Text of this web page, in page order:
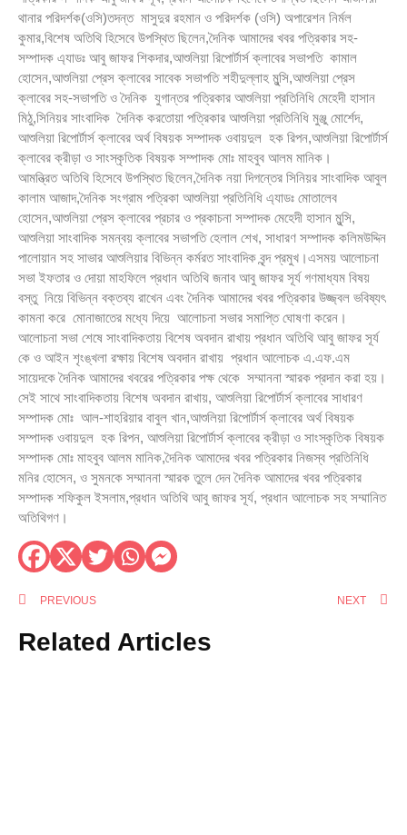
থানার পরিদর্শক(ওসি)তদন্ত মাসুদুর রহমান ও পরিদর্শক (ওসি) অপারেশন নির্মল
কুমার,বিশেষ অতিথি হিসেবে উপস্থিত ছিলেন,দৈনিক আমাদের খবর পত্রিকার সহ-
সম্পাদক এ্যাডঃ আবু জাফর শিকদার,আশুলিয়া রিপোর্টার্স ক্লাবের সভাপতি কামাল
হোসেন,আশুলিয়া প্রেস ক্লাবের সাবেক সভাপতি শহীদুল্লাহ মুন্সি,আশুলিয়া প্রেস
ক্লাবের সহ-সভাপতি ও দৈনিক যুগান্তর পত্রিকার আশুলিয়া প্রতিনিধি মেহেদী হাসান
মিঠু,সিনিয়র সাংবাদিক দৈনিক করতোয়া পত্রিকার আশুলিয়া প্রতিনিধি মুঞ্জু মোর্শেদ,
আশুলিয়া রিপোর্টার্স ক্লাবের অর্থ বিষয়ক সম্পাদক ওবায়দুল হক রিপন,আশুলিয়া রিপোর্টার্স
ক্লাবের ক্রীড়া ও সাংস্কৃতিক বিষয়ক সম্পাদক মোঃ মাহবুব আলম মানিক।
আমন্ত্রিত অতিথি হিসেবে উপস্থিত ছিলেন,দৈনিক নয়া দিগন্তের সিনিয়র সাংবাদিক আবুল
কালাম আজাদ,দৈনিক সংগ্রাম পত্রিকা আশুলিয়া প্রতিনিধি এ্যাডঃ মোতালেব
হোসেন,আশুলিয়া প্রেস ক্লাবের প্রচার ও প্রকাচনা সম্পাদক মেহেদী হাসান মুন্সি,
আশুলিয়া সাংবাদিক সমন্বয় ক্লাবের সভাপতি হেলাল শেখ, সাধারণ সম্পাদক কলিমউদ্দিন
পালোয়ান সহ সাভার আশুলিয়ার বিভিন্ন কর্মরত সাংবাদিক বৃন্দ প্রমুখ।এসময় আলোচনা
সভা ইফতার ও দোয়া মাহফিলে প্রধান অতিথি জনাব আবু জাফর সূর্য গণমাধ্যম বিষয়
বস্তু নিয়ে বিভিন্ন বক্তব্য রাখেন এবং দৈনিক আমাদের খবর পত্রিকার উজ্জ্বল ভবিষ্যৎ
কামনা করে মোনাজাতের মধ্যে দিয়ে আলোচনা সভার সমাপ্তি ঘোষণা করেন।
আলোচনা সভা শেষে সাংবাদিকতায় বিশেষ অবদান রাখায় প্রধান অতিথি আবু জাফর সূর্য
কে ও আইন শৃংঙ্খলা রক্ষায় বিশেষ অবদান রাখায় প্রধান আলোচক এ.এফ.এম
সায়েদকে দৈনিক আমাদের খবরের পত্রিকার পক্ষ থেকে সম্মাননা স্মারক প্রদান করা হয়।
সেই সাথে সাংবাদিকতায় বিশেষ অবদান রাখায়, আশুলিয়া রিপোর্টার্স ক্লাবের সাধারণ
সম্পাদক মোঃ আল-শাহরিয়ার বাবুল খান,আশুলিয়া রিপোর্টার্স ক্লাবের অর্থ বিষয়ক
সম্পাদক ওবায়দুল হক রিপন, আশুলিয়া রিপোর্টার্স ক্লাবের ক্রীড়া ও সাংস্কৃতিক বিষয়ক
সম্পাদক মোঃ মাহবুব আলম মানিক,দৈনিক আমাদের খবর পত্রিকার নিজস্ব প্রতিনিধি
মনির হোসেন, ও সুমনকে সম্মাননা স্মারক তুলে দেন দৈনিক আমাদের খবর পত্রিকার
সম্পাদক শফিকুল ইসলাম,প্রধান অতিথি আবু জাফর সূর্য, প্রধান আলোচক সহ সম্মানিত
অতিথিগণ।
PREVIOUS NEXT
Related Articles